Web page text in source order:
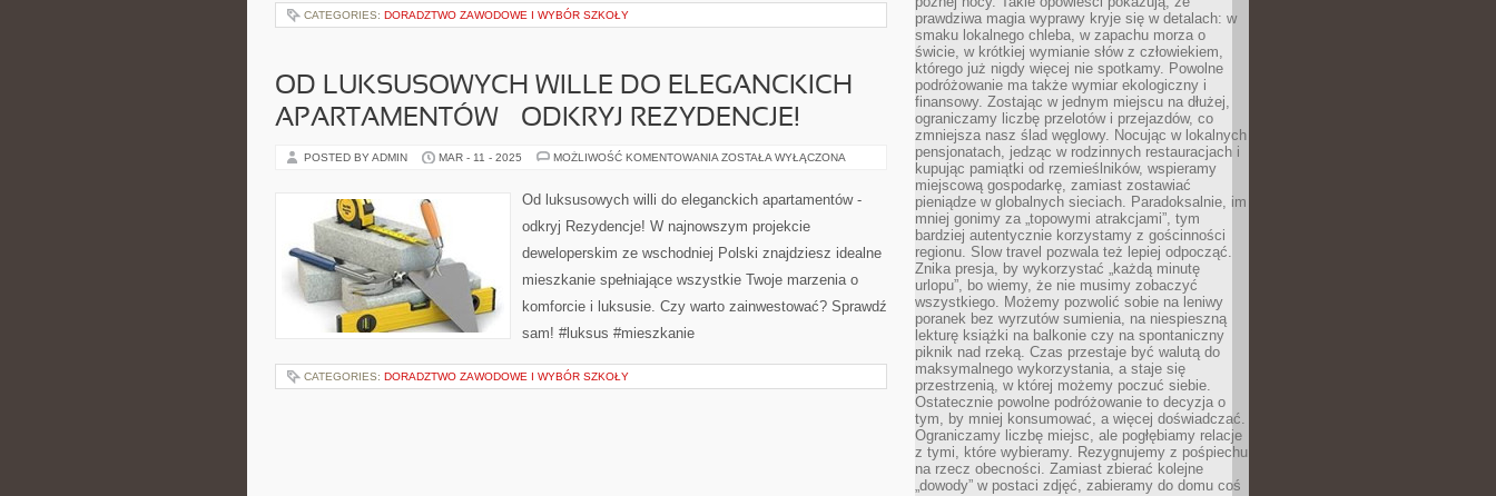
CATEGORIES: DORADZTWO ZAWODOWE I WYBÓR SZKOŁY
OD LUKSUSOWYCH WILLE DO ELEGANCKICH
APARTAMENTÓW – ODKRYJ REZYDENCJE!
POSTED BY ADMIN MAR - 11 - 2025 MOŻLIWOŚĆ KOMENTOWANIA OD
DO
ELEGANCKICH
–
REZYDENCJE!
ZOSTAŁA WYŁĄCZONA
Od luksusowych willi do eleganckich apartamentów -
odkryj Rezydencje! W najnowszym projekcie
deweloperskim ze wschodniej Polski znajdziesz idealne
mieszkanie spełniające wszystkie Twoje marzenia o
komforcie i luksusie. Czy warto zainwestować? Sprawdź
sam! #luksus #mieszkanie
CATEGORIES: DORADZTWO ZAWODOWE I WYBÓR SZKOŁY
prawdziwa magia wyprawy kryje się w detalach: w
smaku lokalnego chleba, w zapachu morza o
świcie, w krótkiej wymianie słów z człowiekiem,
którego już nigdy więcej nie spotkamy. Powolne
podróżowanie ma także wymiar ekologiczny i
finansowy. Zostając w jednym miejscu na dłużej,
ograniczamy liczbę przelotów i przejazdów, co
zmniejsza nasz ślad węglowy. Nocując w lokalnych
pensjonatach, jedząc w rodzinnych restauracjach i
kupując pamiątki od rzemieślników, wspieramy
miejscową gospodarkę, zamiast zostawiać
pieniądze w globalnych sieciach. Paradoksalnie, im
mniej gonimy za „topowymi atrakcjami”, tym
bardziej autentycznie korzystamy z gościnności
regionu. Slow travel pozwala też lepiej odpocząć.
Znika presja, by wykorzystać „każdą minutę
urlopu”, bo wiemy, że nie musimy zobaczyć
wszystkiego. Możemy pozwolić sobie na leniwy
poranek bez wyrzutów sumienia, na niespieszną
lekturę książki na balkonie czy na spontaniczny
piknik nad rzeką. Czas przestaje być walutą do
maksymalnego wykorzystania, a staje się
przestrzenią, w której możemy poczuć siebie.
Ostatecznie powolne podróżowanie to decyzja o
tym, by mniej konsumować, a więcej doświadczać.
Ograniczamy liczbę miejsc, ale pogłębiamy relacje
z tymi, które wybieramy. Rezygnujemy z pośpiechu
na rzecz obecności. Zamiast zbierać kolejne
„dowody” w postaci zdjęć, zabieramy do domu coś